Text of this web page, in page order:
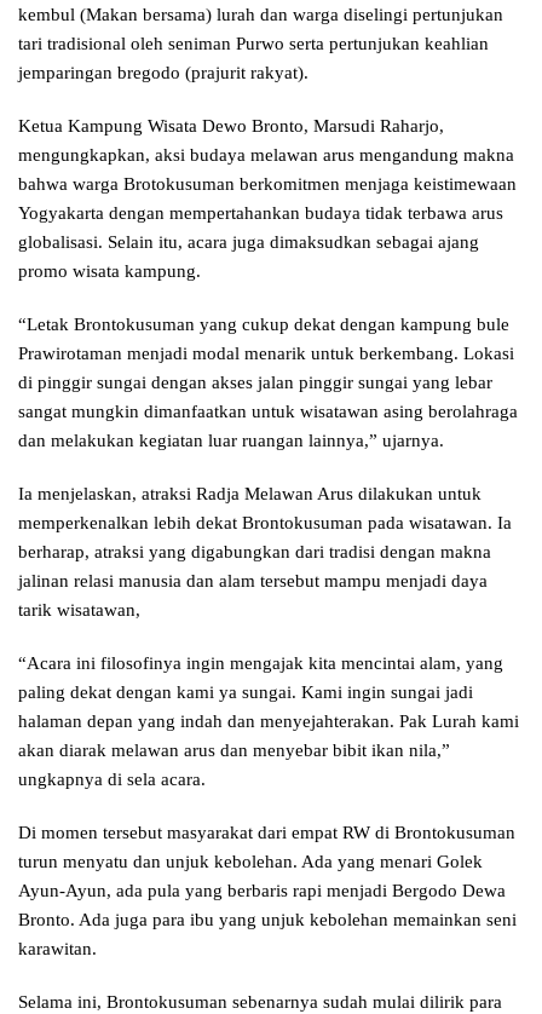
kembul (Makan bersama) lurah dan warga diselingi pertunjukan
tari tradisional oleh seniman Purwo serta pertunjukan keahlian
jemparingan bregodo (prajurit rakyat).
Ketua Kampung Wisata Dewo Bronto, Marsudi Raharjo,
mengungkapkan, aksi budaya melawan arus mengandung makna
bahwa warga Brotokusuman berkomitmen menjaga keistimewaan
Yogyakarta dengan mempertahankan budaya tidak terbawa arus
globalisasi. Selain itu, acara juga dimaksudkan sebagai ajang
promo wisata kampung.
“Letak Brontokusuman yang cukup dekat dengan kampung bule
Prawirotaman menjadi modal menarik untuk berkembang. Lokasi
di pinggir sungai dengan akses jalan pinggir sungai yang lebar
sangat mungkin dimanfaatkan untuk wisatawan asing berolahraga
dan melakukan kegiatan luar ruangan lainnya,” ujarnya.
Ia menjelaskan, atraksi Radja Melawan Arus dilakukan untuk
memperkenalkan lebih dekat Brontokusuman pada wisatawan. Ia
berharap, atraksi yang digabungkan dari tradisi dengan makna
jalinan relasi manusia dan alam tersebut mampu menjadi daya
tarik wisatawan,
“Acara ini filosofinya ingin mengajak kita mencintai alam, yang
paling dekat dengan kami ya sungai. Kami ingin sungai jadi
halaman depan yang indah dan menyejahterakan. Pak Lurah kami
akan diarak melawan arus dan menyebar bibit ikan nila,”
ungkapnya di sela acara.
Di momen tersebut masyarakat dari empat RW di Brontokusuman
turun menyatu dan unjuk kebolehan. Ada yang menari Golek
Ayun-Ayun, ada pula yang berbaris rapi menjadi Bergodo Dewa
Bronto. Ada juga para ibu yang unjuk kebolehan memainkan seni
karawitan.
Selama ini, Brontokusuman sebenarnya sudah mulai dilirik para